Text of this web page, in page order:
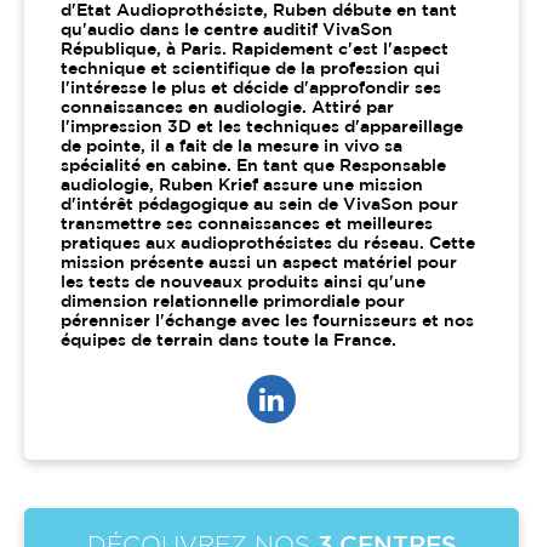
d'Etat Audioprothésiste, Ruben débute en tant
qu'audio dans le centre auditif VivaSon
République, à Paris. Rapidement c'est l'aspect
technique et scientifique de la profession qui
l'intéresse le plus et décide d'approfondir ses
connaissances en audiologie. Attiré par
l'impression 3D et les techniques d'appareillage
de pointe, il a fait de la mesure in vivo sa
spécialité en cabine. En tant que Responsable
audiologie, Ruben Krief assure une mission
d'intérêt pédagogique au sein de VivaSon pour
transmettre ses connaissances et meilleures
pratiques aux audioprothésistes du réseau. Cette
mission présente aussi un aspect matériel pour
les tests de nouveaux produits ainsi qu'une
dimension relationnelle primordiale pour
pérenniser l'échange avec les fournisseurs et nos
équipes de terrain dans toute la France.